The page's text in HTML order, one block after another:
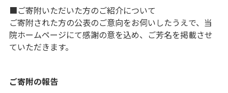
■ご寄附いただいた方のご紹介について
ご寄附された方の公表のご意向をお伺いしたうえで、当
院ホームページにて感謝の意を込め、ご芳名を掲載させ
ていただきます。
ご寄附の報告